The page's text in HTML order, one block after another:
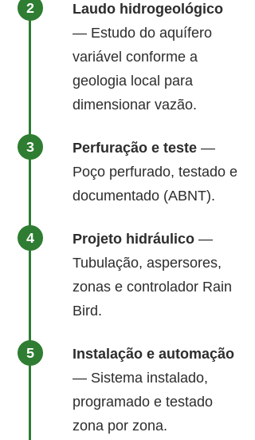
Laudo hidrogeológico
— Estudo do aquífero
variável conforme a
geologia local para
dimensionar vazão.
Perfuração e teste —
Poço perfurado, testado e
documentado (ABNT).
Projeto hidráulico —
Tubulação, aspersores,
zonas e controlador Rain
Bird.
Instalação e automação
— Sistema instalado,
programado e testado
zona por zona.